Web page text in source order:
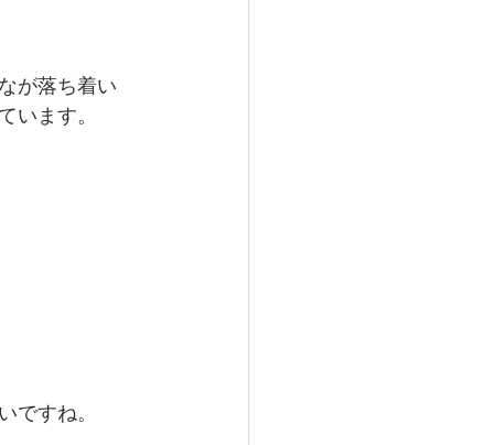
が落ち着い
います。
ですね。